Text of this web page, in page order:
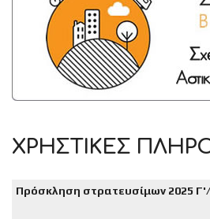
ΧΡΗΣΤΙΚΕΣ
Πρόσκληση στρατευσίμων 2025